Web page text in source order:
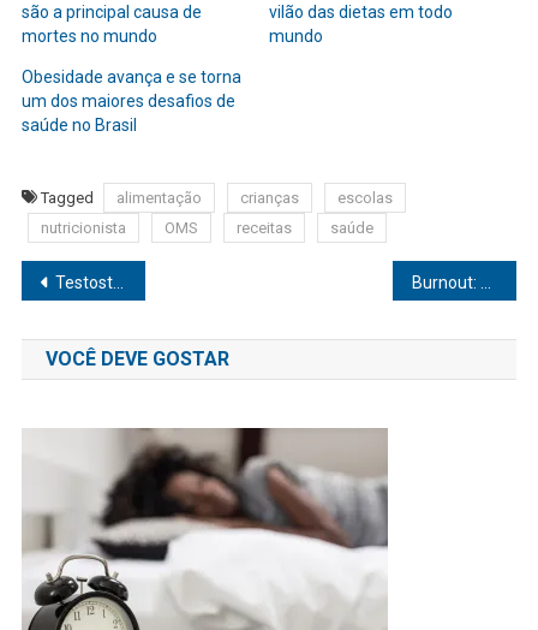
são a principal causa de
mortes no mundo
vilão das dietas em todo
mundo
Obesidade avança e se torna
um dos maiores desafios de
saúde no Brasil
Tagged alimentação crianças
escolas
nutricionista
OMS receitas saúde
Navegação
de
Post
Testosterona: Conheça formas naturais de melhorar os níveis no corpo
VOCÊ DEVE GOSTAR